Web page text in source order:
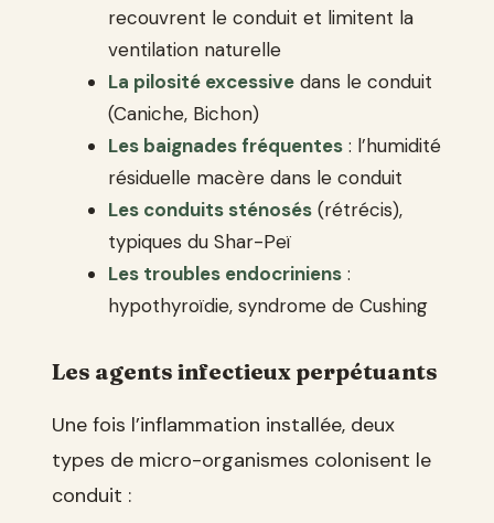
recouvrent le conduit et limitent la
ventilation naturelle
La pilosité excessive dans le conduit
(Caniche, Bichon)
Les baignades fréquentes : l’humidité
résiduelle macère dans le conduit
Les conduits sténosés (rétrécis),
typiques du Shar-Peï
Les troubles endocriniens :
hypothyroïdie, syndrome de Cushing
Les agents infectieux perpétuants
Une fois l’inflammation installée, deux
types de micro-organismes colonisent le
conduit :